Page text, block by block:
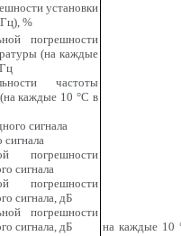
установки
%
погрешности
(на каждые
частоты
каждые 10 °С в
сигнала
погрешности
сигнала
погрешности
сигнала, дБ
погрешности
сигнала, дБ
на каждые 10